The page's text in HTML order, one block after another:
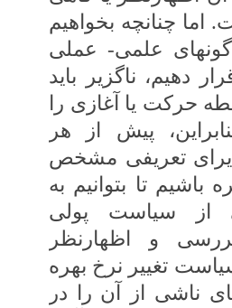
اما چنانچه بخواهیم
علمی- عملی
دهیم، ناگزیر باید
حرکت یا آغازی را
پیش از هر
تعریفی مشخص
باشیم تا بتوانیم به
از سیاست پولی
و اظهارنظر
تغییر نرخ بهره
ناشی از آن را در